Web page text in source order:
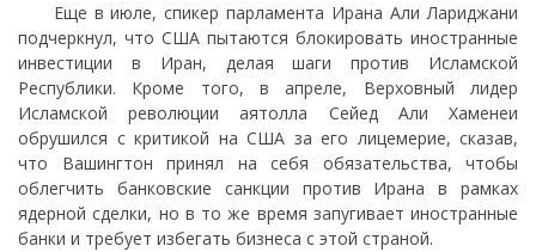
Еще в июле, спикер парламента Ирана Али Лариджани
подчеркнул, что США пытаются блокировать иностранные
инвестиции в Иран, делая шаги против Исламской
Республики. Кроме того, в апреле, Верховный лидер
Исламской революции аятолла Сейед Али Хаменеи
обрушился с критикой на США за его лицемерие, сказав,
что Вашингтон принял на себя обязательства, чтобы
облегчить банковские санкции против Ирана в рамках
ядерной сделки, но в то же время запугивает иностранные
банки и требует избегать бизнеса с этой страной.